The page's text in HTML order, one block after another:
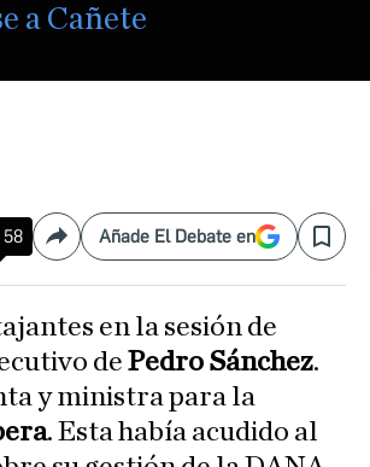
a Cañete
58 CompartirAñade El Debate en Save
de Pedro Sánchez.
y ministra para la
. Esta había acudido al